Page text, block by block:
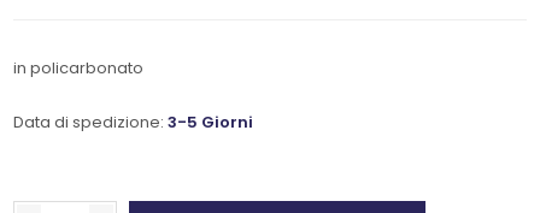
in policarbonato
Data di spedizione: 3-5 Giorni